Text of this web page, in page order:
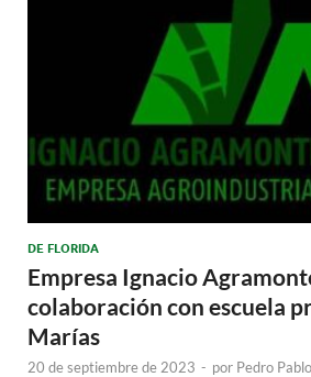
DE FLORIDA
Empresa Ignacio
colaboración con escuela
Marías
20 de septiembre de 2023 - por Pedro